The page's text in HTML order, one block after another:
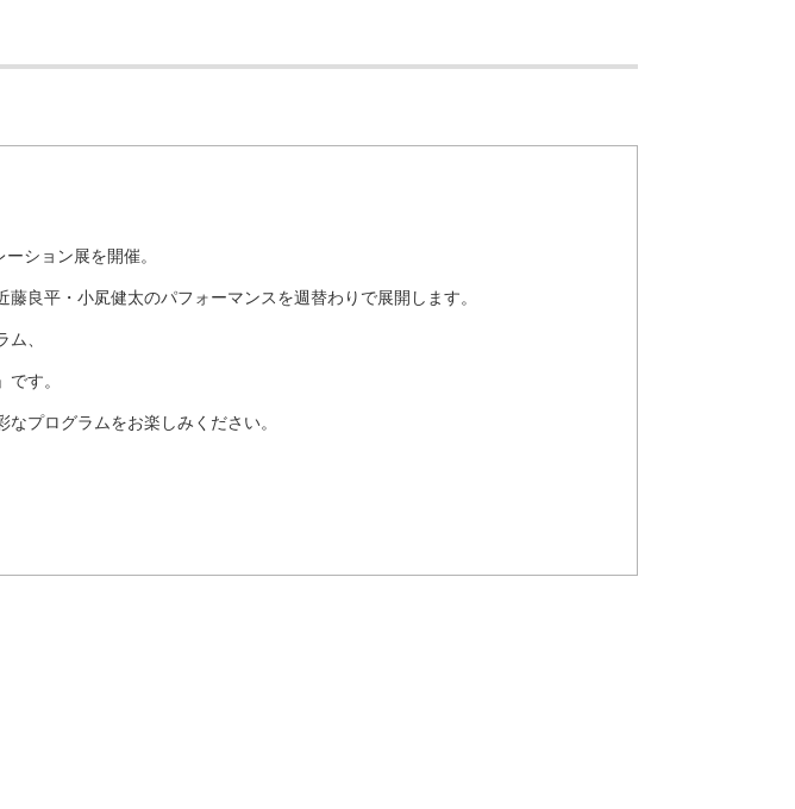
ション展を開催。
良平・小㞍健太のパフォーマンスを週替わりで展開します。
、
す。
プログラムをお楽しみください。